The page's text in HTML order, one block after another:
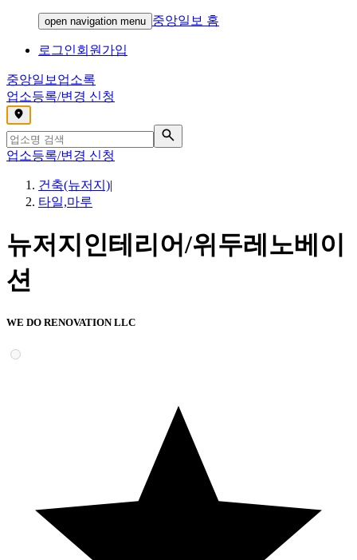
open navigation menu 중앙일보 홈
로그인회원가입
중앙일보 업소록
업소등록/변경 신청
,
업소등록/변경 신청
건축(뉴저지)|
타일,마루
뉴저지인테리어/위두레노베이
션
WE DO RENOVATION LLC